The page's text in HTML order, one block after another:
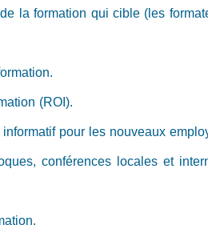
la formation qui cible (les
(ROI).
pour les nouveaux
conférences locales et